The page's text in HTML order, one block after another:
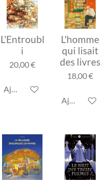
L'Entroubl
i
20,00 €
Ajouter au panier
L'homme
qui lisait
des livres
18,00 €
Ajouter au